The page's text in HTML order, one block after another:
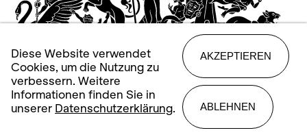
Diese Website verwendet
Cookies, um die Nutzung zu
verbessern. Weitere
Informationen finden Sie in
unserer Datenschutzerklärung.
AKZEPTIEREN
ABLEHNEN